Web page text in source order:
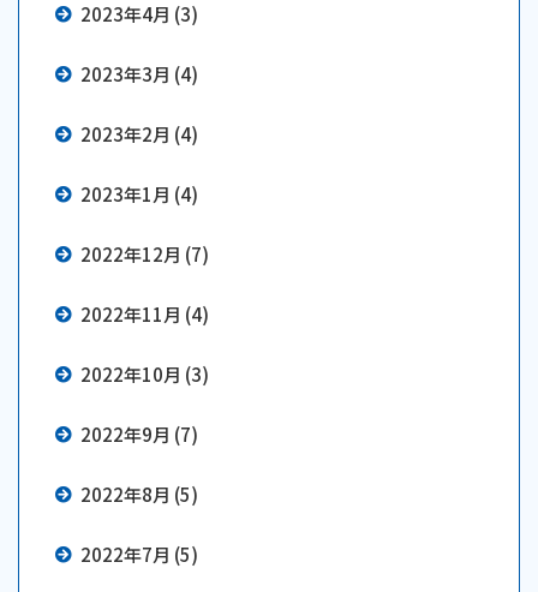
2023年4月 (3)
2023年3月 (4)
2023年2月 (4)
2023年1月 (4)
2022年12月 (7)
2022年11月 (4)
2022年10月 (3)
2022年9月 (7)
2022年8月 (5)
2022年7月 (5)